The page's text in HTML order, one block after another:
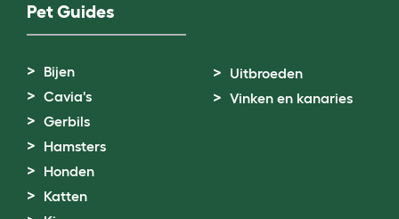
Pet Guides
Bijen
Cavia's
Gerbils
Hamsters
Honden
Katten
Uitbroeden
Vinken en kanaries